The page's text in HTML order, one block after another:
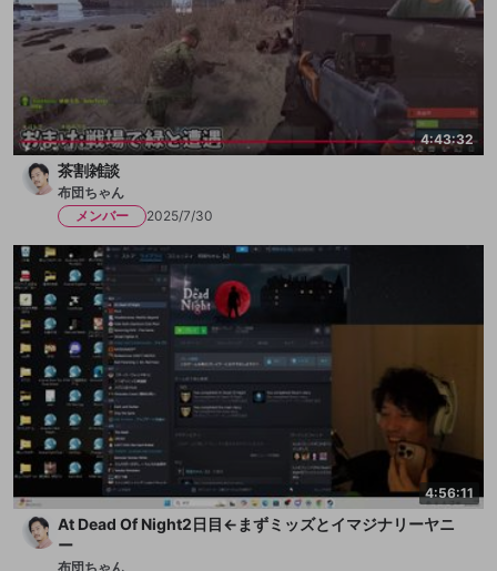
4:43:32
茶割雑談
布団ちゃん
メンバー
2025/7/30
4:56:11
At Dead Of Night2日目←まずミッズとイマジナリーヤニ
ー
布団ちゃん